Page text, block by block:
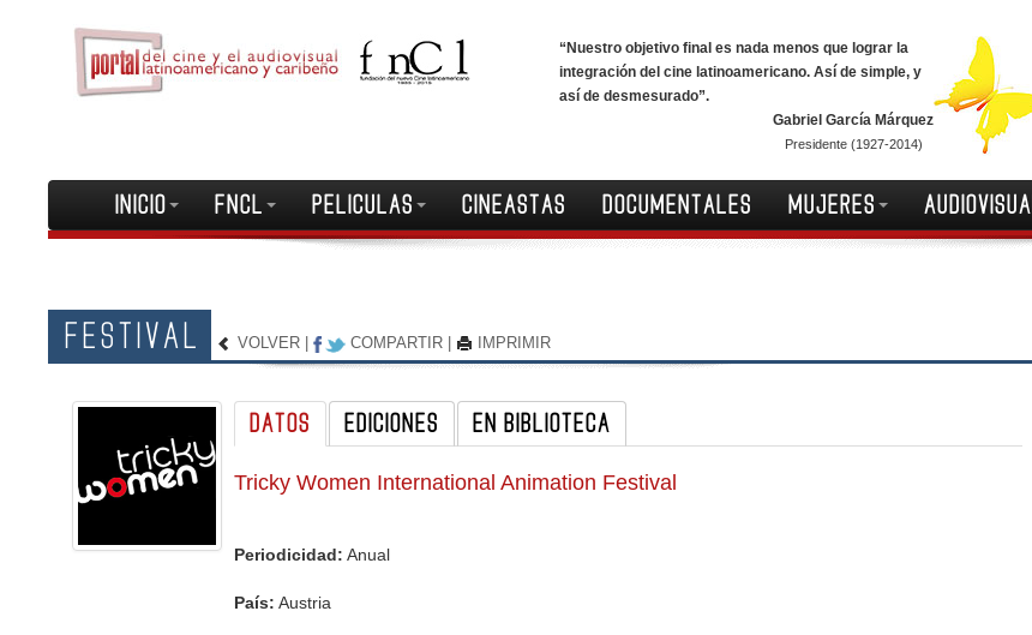
“Nuestro objetivo final es nada menos que lograr la
integración del cine latinoamericano. Así de simple, y
así de desmesurado”.
Gabriel García Márquez
Presidente (1927-2014)
INICIO FNCL PELICULAS CINEASTAS DOCUMENTALES MUJERES
FESTIVAL VOLVER COMPARTIR IMPRIMIR
DATOS EDICIONES EN BIBLIOTECA
Tricky Women International Animation Festival
Periodicidad: Anual
País: Austria